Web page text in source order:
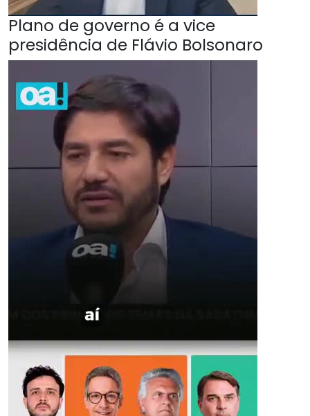
Plano de governo é a vice
presidência de Flávio Bolsonaro